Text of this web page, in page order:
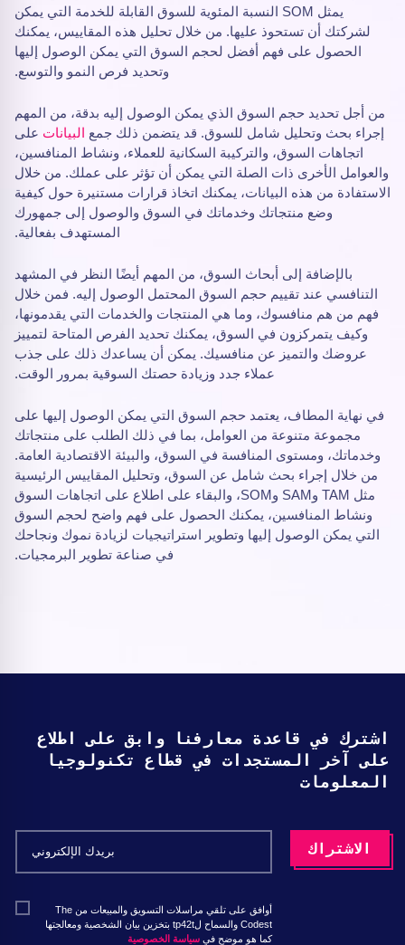
يمثل SOM النسبة المئوية للسوق القابلة للخدمة التي يمكن
لشركتك أن تستحوذ عليها. من خلال تحليل هذه المقاييس، يمكنك
الحصول على فهم أفضل لحجم السوق التي يمكن الوصول إليها
وتحديد فرص النمو والتوسع.
من أجل تحديد حجم السوق الذي يمكن الوصول إليه بدقة، من المهم
إجراء بحث وتحليل شامل للسوق. قد يتضمن ذلك جمع البيانات على
اتجاهات السوق، والتركيبة السكانية للعملاء، ونشاط المنافسين،
والعوامل الأخرى ذات الصلة التي يمكن أن تؤثر على عملك. من خلال
الاستفادة من هذه البيانات، يمكنك اتخاذ قرارات مستنيرة حول كيفية
وضع منتجاتك وخدماتك في السوق والوصول إلى جمهورك
المستهدف بفعالية.
بالإضافة إلى أبحاث السوق، من المهم أيضًا النظر في المشهد
التنافسي عند تقييم حجم السوق المحتمل الوصول إليه. فمن خلال
فهم من هم منافسوك، وما هي المنتجات والخدمات التي يقدمونها،
وكيف يتمركزون في السوق، يمكنك تحديد الفرص المتاحة لتمييز
عروضك والتميز عن منافسيك. يمكن أن يساعدك ذلك على جذب
عملاء جدد وزيادة حصتك السوقية بمرور الوقت.
في نهاية المطاف، يعتمد حجم السوق التي يمكن الوصول إليها على
مجموعة متنوعة من العوامل، بما في ذلك الطلب على منتجاتك
وخدماتك، ومستوى المنافسة في السوق، والبيئة الاقتصادية العامة.
من خلال إجراء بحث شامل عن السوق، وتحليل المقاييس الرئيسية
مثل TAM وSAM وSOM، والبقاء على اطلاع على اتجاهات السوق
ونشاط المنافسين، يمكنك الحصول على فهم واضح لحجم السوق
التي يمكن الوصول إليها وتطوير استراتيجيات لزيادة نموك ونجاحك
في صناعة تطوير البرمجيات.
اشترك في قاعدة معارفنا وابق على اطلاع
على آخر المستجدات في قطاع تكنولوجيا
المعلومات
أوافق على تلقي مراسلات التسويق والمبيعات من The
Codest والسماح لtp42t بتخزين بيان الشخصية ومعالجتها
كما هو موضح في سياسة الخصوصية